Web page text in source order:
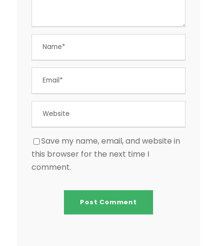
Save my name, email, and website in
this browser for the next time I
comment.